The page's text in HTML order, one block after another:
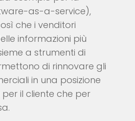
as-a-service),
che i venditori
informazioni più
a strumenti di
di rinnovare gli
in una posizione
il cliente che per